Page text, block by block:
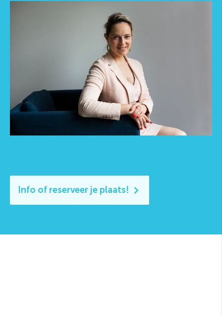
Info of reserveer je plaats!